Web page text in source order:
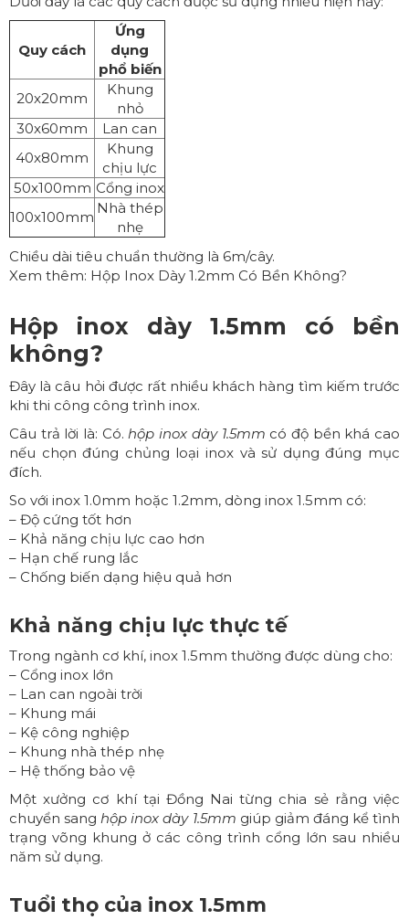
Quy cách
Ứng
dụng
phổ biến
20x20mm
Khung
nhỏ
30x60mm
Lan can
40x80mm
Khung
chịu lực
50x100mm Cổng inox
100x100mm
Nhà thép
nhẹ
Chiều dài tiêu chuẩn thường là 6m/cây.
Xem thêm: Hộp Inox Dày 1.2mm Có Bền Không?
Hộp inox dày 1.5mm có bền
không?
Đây là câu hỏi được rất nhiều khách hàng tìm kiếm trước
khi thi công công trình inox.
Câu trả lời là: Có.hộp inox dày 1.5mm có độ bền khá cao
nếu chọn đúng chủng loại inox và sử dụng đúng mục
đích.
So với inox 1.0mm hoặc 1.2mm, dòng inox 1.5mm có:
– Độ cứng tốt hơn
– Khả năng chịu lực cao hơn
– Hạn chế rung lắc
– Chống biến dạng hiệu quả hơn
Khả năng chịu lực thực tế
Trong ngành cơ khí, inox 1.5mm thường được dùng cho:
– Cổng inox lớn
– Lan can ngoài trời
– Khung mái
– Kệ công nghiệp
– Khung nhà thép nhẹ
– Hệ thống bảo vệ
Một xưởng cơ khí tại Đồng Nai từng chia sẻ rằng việc
chuyển sanghộp inox dày 1.5mm giúp giảm đáng kể tình
trạng võng khung ở các công trình cổng lớn sau nhiều
năm sử dụng.
Tuổi thọ của inox 1.5mm